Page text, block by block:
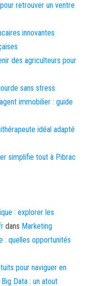
retrouver un ventre
innovantes
des agriculteurs pour
sans stress
immobilier : guide
idéal adapté
simplifie tout à Pibrac
: explorer les
dans Marketing
: quelles opportunités
pour naviguer en
Big Data : un atout